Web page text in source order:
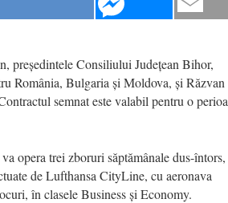
președintele Consiliului Județean Bihor,
România, Bulgaria și Moldova, și Răzvan
semnat este valabil pentru o
opera trei zboruri săptămânale dus-
de Lufthansa CityLine, cu aeronava
în clasele Business și Economy.